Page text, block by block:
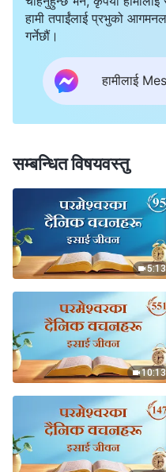
हामी तपाईंलाई प्रभुको
गर्नेछौं।
हामीलाई
सम्बन्धित विषयवस्तु
5:13
10:13